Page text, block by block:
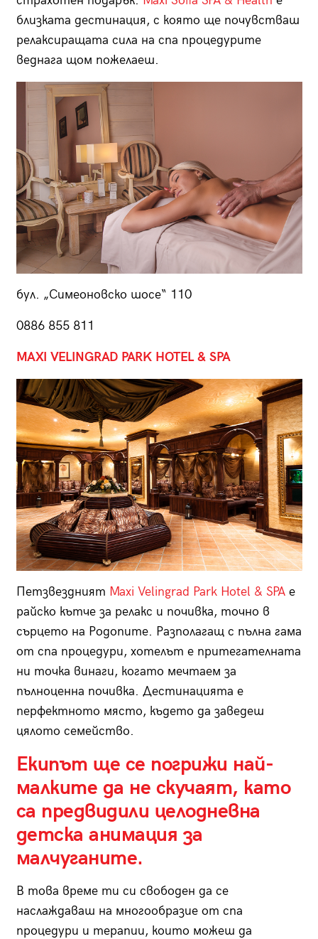
близката дестинация, с която ще почувстваш
релаксиращата сила на спа процедурите
веднага щом пожелаеш.
бул. „Симеоновско шосе“ 110
0886 855 811
MAXI VELINGRAD PARK HOTEL & SPA
Петзвездният Maxi Velingrad Park Hotel & SPAе
райско кътче за релакс и почивка, точно в
сърцето на Родопите. Разполагащ с пълна гама
от спа процедури, хотелът е притегателната
ни точка винаги, когато мечтаем за
пълноценна почивка. Дестинацията е
перфектното място, където да заведеш
цялото семейство.
Екипът ще се погрижи най-
малките да не скучаят, като
са предвидили целодневна
детска анимация за
малчуганите.
В това време ти си свободен да се
наслаждаваш на многообразие от спа
процедури и терапии, които можеш да